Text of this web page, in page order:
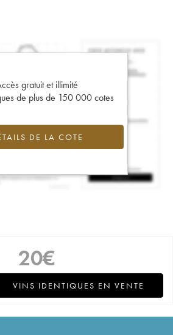
gratuit et illimité
de plus de 150 000 cotes
DE LA COTE
20€
VINS IDENTIQUES EN VENTE